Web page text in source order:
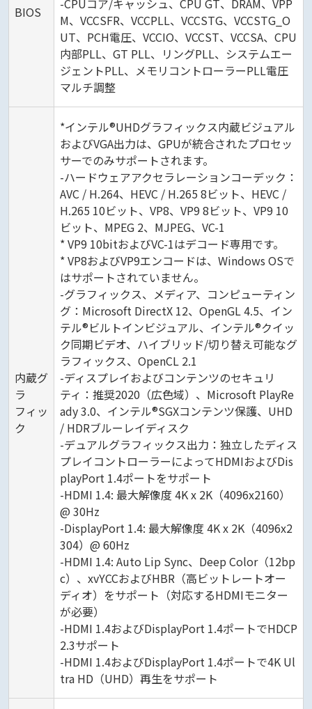
BIOS
-CPUコア/キャッシュ、CPU GT、DRAM、VPP
M、VCCSFR、VCCPLL、VCCSTG、VCCSTG_O
UT、PCH電圧、VCCIO、VCCST、VCCSA、CPU
内部PLL、GT PLL、リングPLL、システムエー
ジェントPLL、メモリコントローラーPLL電圧
マルチ調整
内蔵グ
ラ
フィッ
ク
*インテル®UHDグラフィックス内蔵ビジュアル
およびVGA出力は、GPUが統合されたプロセッ
サーでのみサポートされます。
-ハードウェアアクセラレーションコーデック：
AVC / H.264、HEVC / H.265 8ビット、HEVC /
H.265 10ビット、VP8、VP9 8ビット、VP9 10
ビット、MPEG 2、MJPEG、VC-1
* VP9 10bitおよびVC-1はデコード専用です。
* VP8およびVP9エンコードは、Windows OSで
はサポートされていません。
-グラフィックス、メディア、コンピューティン
グ：Microsoft DirectX 12、OpenGL 4.5、イン
テル®ビルトインビジュアル、インテル®クイッ
ク同期ビデオ、ハイブリッド/切り替え可能なグ
ラフィックス、OpenCL 2.1
-ディスプレイおよびコンテンツのセキュリ
ティ：推奨2020（広色域）、Microsoft PlayRe
ady 3.0、インテル®SGXコンテンツ保護、UHD
/ HDRブルーレイディスク
-デュアルグラフィックス出力：独立したディス
プレイコントローラーによってHDMIおよびDis
playPort 1.4ポートをサポート
-HDMI 1.4: 最大解像度 4K x 2K（4096x2160）
@ 30Hz
-DisplayPort 1.4: 最大解像度 4K x 2K（4096x2
304）@ 60Hz
-HDMI 1.4: Auto Lip Sync、Deep Color（12bp
c）、xvYCCおよびHBR（高ビットレートオー
ディオ）をサポート（対応するHDMIモニター
が必要）
-HDMI 1.4およびDisplayPort 1.4ポートでHDCP
2.3サポート
-HDMI 1.4およびDisplayPort 1.4ポートで4K Ul
tra HD（UHD）再生をサポート